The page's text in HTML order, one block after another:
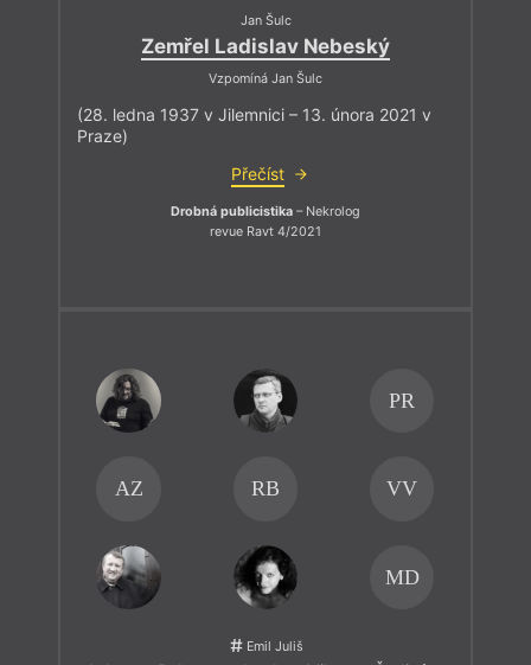
Jan Šulc
Zemřel Ladislav Nebeský
Vzpomíná Jan Šulc
(28. ledna 1937 v Jilemnici – 13. února 2021 v
Praze)
Přečíst
Drobná publicistika – Nekrolog
revue Ravt 4/2021
PR
AZ RB VV
MD
Emil Juliš